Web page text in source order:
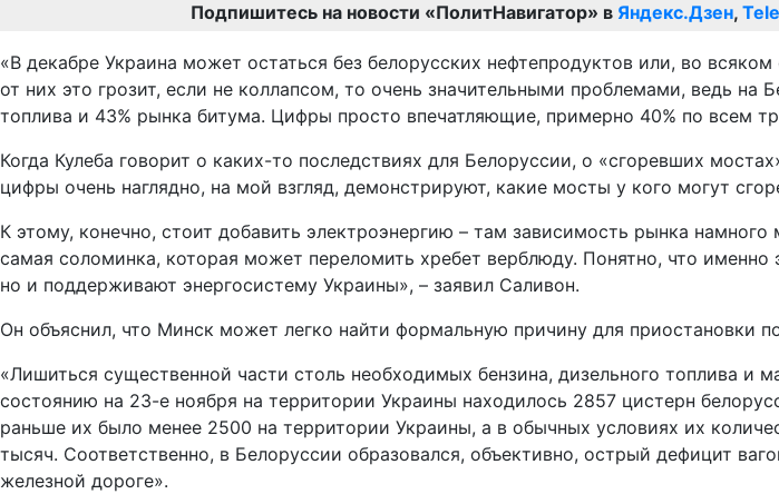
Подпишитесь на новости «ПолитНавигатор» в Яндекс.Дзен,
«В декабре Украина может остаться без белорусских нефтепродуктов или, во
от них это грозит, если не коллапсом, то очень значительными проблемами, ведь
топлива и 43% рынка битума. Цифры просто впечатляющие, примерно 40% по всем
Когда Кулеба говорит о каких-то последствиях для Белоруссии, о «сгоревших
цифры очень наглядно, на мой взгляд, демонстрируют, какие мосты у кого могут
К этому, конечно, стоит добавить электроэнергию – там зависимость рынка
самая соломинка, которая может переломить хребет верблюду. Понятно, что
но и поддерживают энергосистему Украины», – заявил Саливон.
Он объяснил, что Минск может легко найти формальную причину для приостановки
«Лишиться существенной части столь необходимых бензина, дизельного топлива и
состоянию на 23-е ноября на территории Украины находилось 2857 цистерн
раньше их было менее 2500 на территории Украины, а в обычных условиях их
тысяч. Соответственно, в Белоруссии образовался, объективно, острый дефицит
железной дороге».